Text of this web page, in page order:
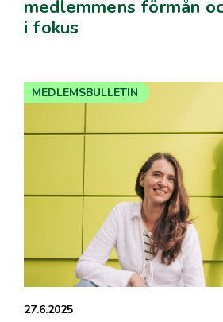
medlemmens förmån
i fokus
27.6.2025
MEDLEMSBULLETIN